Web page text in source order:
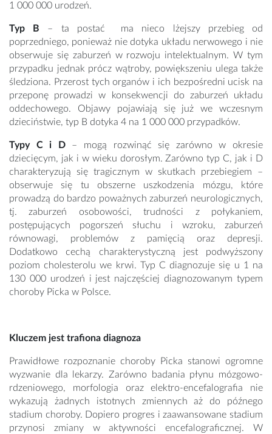
1 000 000 urodzeń.
Typ B – ta postać ma nieco lżejszy przebieg od
poprzedniego, ponieważ nie dotyka układu nerwowego i nie
obserwuje się zaburzeń w rozwoju intelektualnym. W tym
przypadku jednak prócz wątroby, powiększeniu ulega także
śledziona. Przerost tych organów i ich bezpośredni ucisk na
przeponę prowadzi w konsekwencji do zaburzeń układu
oddechowego. Objawy pojawiają się już we wczesnym
dzieciństwie, typ B dotyka 4 na 1 000 000 przypadków.
Typy C i D– mogą rozwinąć się zarówno w okresie
dziecięcym, jak i w wieku dorosłym. Zarówno typ C, jak i D
charakteryzują się tragicznym w skutkach przebiegiem –
obserwuje się tu obszerne uszkodzenia mózgu, które
prowadzą do bardzo poważnych zaburzeń neurologicznych,
tj. zaburzeń osobowości, trudności z połykaniem,
postępujących pogorszeń słuchu i wzroku, zaburzeń
równowagi, problemów z pamięcią oraz depresji.
Dodatkowo cechą charakterystyczną jest podwyższony
poziom cholesterolu we krwi. Typ C diagnozuje się u 1 na
130 000 urodzeń i jest najczęściej diagnozowanym typem
choroby Picka w Polsce.
Kluczem jest trafiona diagnoza
Prawidłowe rozpoznanie choroby Picka stanowi ogromne
wyzwanie dla lekarzy. Zarówno badania płynu mózgowo-
rdzeniowego, morfologia oraz elektro-encefalografia nie
wykazują żadnych istotnych zmiennych aż do późnego
stadium choroby. Dopiero progres i zaawansowane stadium
przynosi zmiany w aktywności encefalograficznej. W